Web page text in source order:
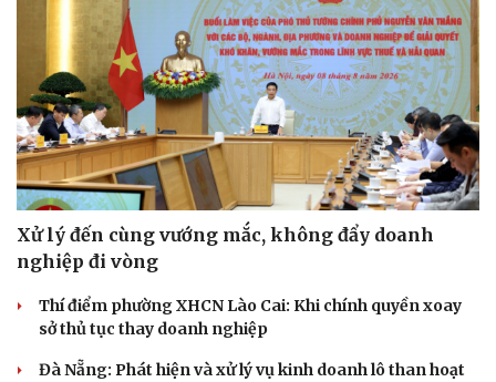
Âm nhạc
Sao Việt
Xử lý đến cùng vướng mắc, không đẩy doanh
nghiệp đi vòng
Thí điểm phường XHCN Lào Cai: Khi chính quyền xoay
sở thủ tục thay doanh nghiệp
Đà Nẵng: Phát hiện và xử lý vụ kinh doanh lô than hoạt